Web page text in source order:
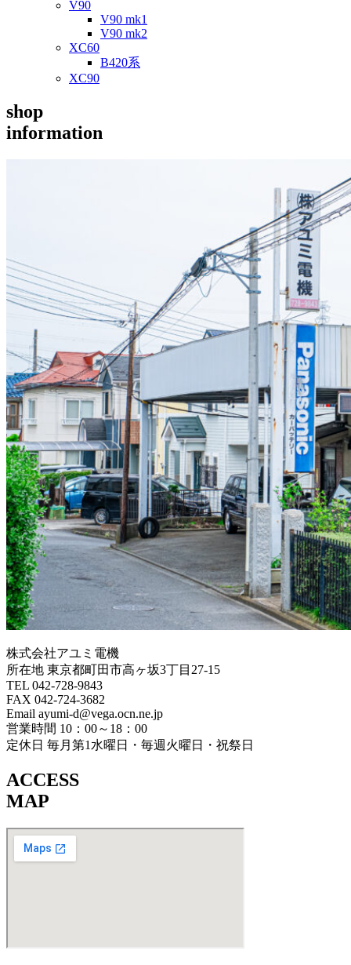
V90
V90 mk1
V90 mk2
XC60
B420系
XC90
shop
information
株式会社アユミ電機
所在地 東京都町田市高ヶ坂3丁目27‐15
TEL 042-728-9843
FAX 042-724-3682
Email ayumi-d@vega.ocn.ne.jp
営業時間 10：00～18：00
定休日 毎月第1水曜日・毎週火曜日・祝祭日
ACCESS
MAP